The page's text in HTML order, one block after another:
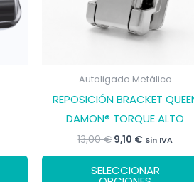
Este
Autoligado Metálico
REPOSICIÓN BRACKET
DAMON® TORQUE ALTO
13,00€El
era:
9,10 € El
es:
Sin IVA
SELECCIONAR